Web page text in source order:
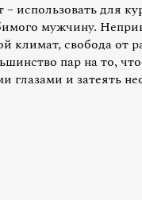
– использовать для
мужчину.
климат, свобода от
пар на то,
глазами и затеять